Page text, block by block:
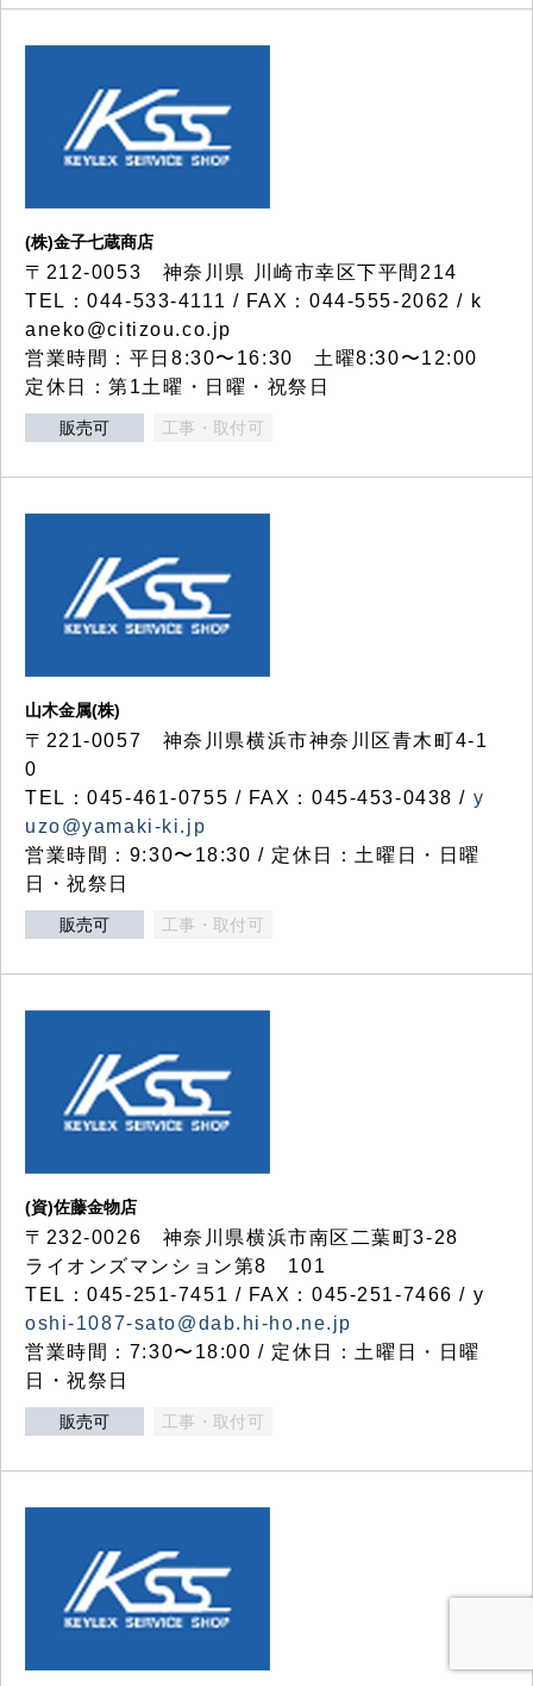
(株)金子七蔵商店
〒212-0053 神奈川県 川崎市幸区下平間214
TEL：044-533-4111 / FAX：044-555-2062 / k
aneko@citizou.co.jp
営業時間：平日8:30〜16:30 土曜8:30〜12:00
定休日：第1土曜・日曜・祝祭日
販売可 工事・取付可
山木金属(株)
〒221-0057 神奈川県横浜市神奈川区青木町4-1
0
TEL：045-461-0755 / FAX：045-453-0438 / y
uzo@yamaki-ki.jp
営業時間：9:30〜18:30 / 定休日：土曜日・日曜
日・祝祭日
販売可 工事・取付可
(資)佐藤金物店
〒232-0026 神奈川県横浜市南区二葉町3-28
ライオンズマンション第8 101
TEL：045-251-7451 / FAX：045-251-7466 / y
oshi-1087-sato@dab.hi-ho.ne.jp
営業時間：7:30〜18:00 / 定休日：土曜日・日曜
日・祝祭日
販売可 工事・取付可